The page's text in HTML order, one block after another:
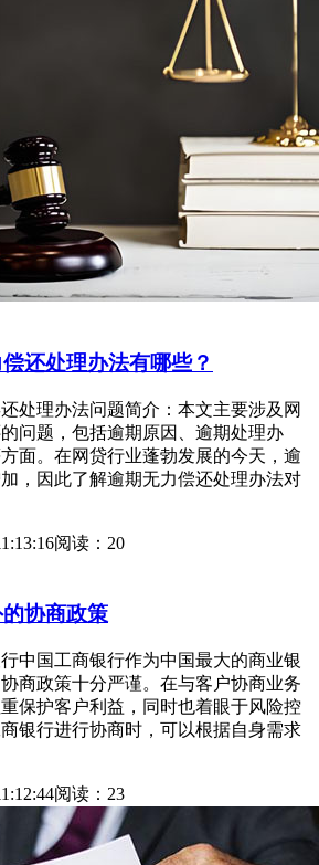
还处理办法有哪些？
处理办法问题简介：本文主要涉及网
问题，包括逾期原因、逾期处理办
面。在网贷行业蓬勃发展的今天，逾
，因此了解逾期无力偿还处理办法对
阅读：20
协商政策
中国工商银行作为中国最大的商业银
商政策十分严谨。在与客户协商业务
保护客户利益，同时也着眼于风险控
银行进行协商时，可以根据自身需求
阅读：23